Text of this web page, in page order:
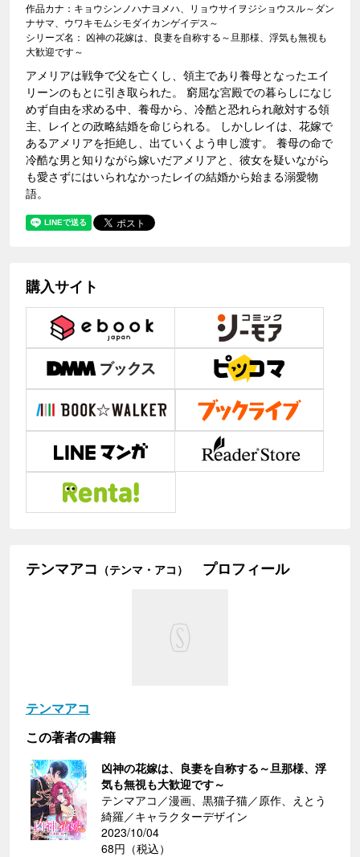
作品カナ：キョウシンノハナヨメハ、リョウサイヲジショウスル～ダン
ナサマ、ウワキモムシモダイカンゲイデス～
シリーズ名： 凶神の花嫁は、良妻を自称する～旦那様、浮気も無視も
大歓迎です～
アメリアは戦争で父を亡くし、領主であり養母となったエイ
リーンのもとに引き取られた。 窮屈な宮殿での暮らしになじ
めず自由を求める中、養母から、冷酷と恐れられ敵対する領
主、レイとの政略結婚を命じられる。 しかしレイは、花嫁で
あるアメリアを拒絶し、出ていくよう申し渡す。 養母の命で
冷酷な男と知りながら嫁いだアメリアと、彼女を疑いながら
も愛さずにはいられなかったレイの結婚から始まる溺愛物
語。
購入サイト
テンマアコ （テンマ・アコ） プロフィール
テンマアコ
この著者の書籍
凶神の花嫁は、良妻を自称する～旦那様、浮
気も無視も大歓迎です～
テンマアコ／漫画、黒猫子猫／原作、えとう
綺羅／キャラクターデザイン
2023/10/04
68円（税込）